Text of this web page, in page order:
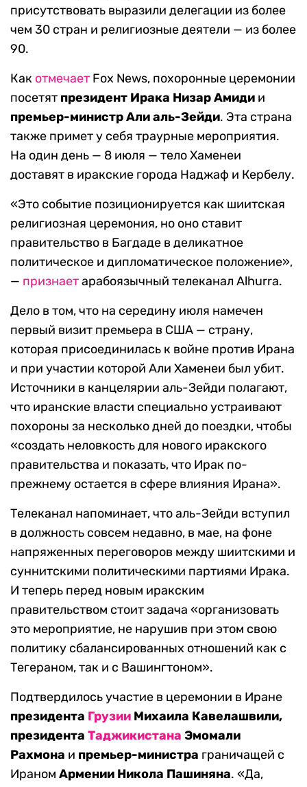
присутствовать выразили делегации из более
чем 30 стран и религиозные деятели — из более
90.
Как отмечает Fox News, похоронные церемонии
посетят президент Ирака Низар Амиди и
премьер-министр Али аль-Зейди. Эта страна
также примет у себя траурные мероприятия.
На один день — 8 июля — тело Хаменеи
доставят в иракские города Наджаф и Кербелу.
«Это событие позиционируется как шиитская
религиозная церемония, но оно ставит
правительство в Багдаде в деликатное
политическое и дипломатическое положение»,
— признаетарабоязычный телеканал Alhurra.
Дело в том, что на середину июля намечен
первый визит премьера в США — страну,
которая присоединилась к войне против Ирана
и при участии которой Али Хаменеи был убит.
Источники в канцелярии аль-Зейди полагают,
что иранские власти специально устраивают
похороны за несколько дней до поездки, чтобы
«создать неловкость для нового иракского
правительства и показать, что Ирак по-
прежнему остается в сфере влияния Ирана».
Телеканал напоминает, что аль-Зейди вступил
в должность совсем недавно, в мае, на фоне
напряженных переговоров между шиитскими и
суннитскими политическими партиями Ирака.
И теперь перед новым иракским
правительством стоит задача «организовать
это мероприятие, не нарушив при этом свою
политику сбалансированных отношений как с
Тегераном, так и с Вашингтоном».
Подтвердилось участие в церемонии в Иране
президента Грузии Михаила Кавелашвили,
президента Таджикистана Эмомали
Рахмона и премьер-министра граничащей с
Ираном Армении Никола Пашиняна. «Да,